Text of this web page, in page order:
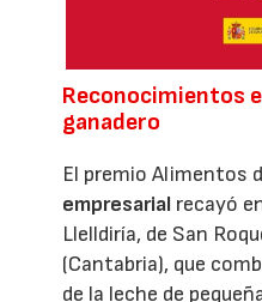
Reconocimientos
ganadero
El premio Alimentos
empresarial recayó
Llelldiría, de San
(Cantabria), que
de la leche de